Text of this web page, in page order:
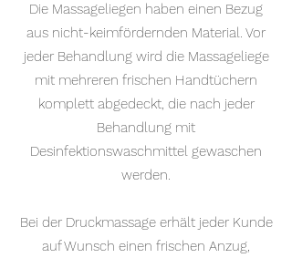
Die Massageliegen haben einen Bezug
aus nicht-keimfördernden Material. Vor
jeder Behandlung wird die Massageliege
mit mehreren frischen Handtüchern
komplett abgedeckt, die nach jeder
Behandlung mit
Desinfektionswaschmittel gewaschen
werden.
Bei der Druckmassage erhält jeder Kunde
auf Wunsch einen frischen Anzug,